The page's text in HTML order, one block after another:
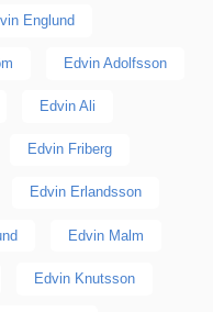
Englund
Edvin Adolfsson
Edvin Ali
Edvin Friberg
Edvin Erlandsson
Edvin Malm
Edvin Knutsson